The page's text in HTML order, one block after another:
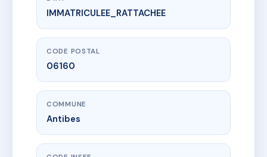
www.vme.plus/AA0563171
LE CLIPPER
30 av l'esterel
IMMATRICULEE_RATTACHEE
CODE POSTAL
06160
COMMUNE
Antibes